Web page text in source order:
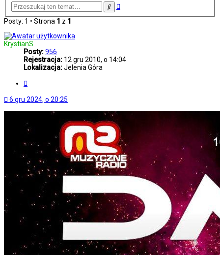
SzukajWyszukiwanie
Posty: 1 • Strona 1 z 1
KrystianS
Posty:956
Rejestracja: 12 gru 2010, o 14:04
Lokalizacja:Jelenia Góra
6 gru 2024, o 20:25